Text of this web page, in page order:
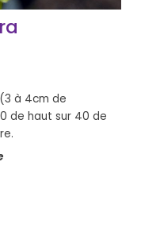
à 4cm de
de haut sur 40 de